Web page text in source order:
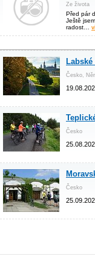
Ze života
Před pár
Ještě
radost…
Česko,
Česko
Česko